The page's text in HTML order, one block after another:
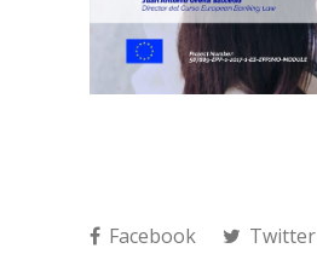
Facebook
Twitter